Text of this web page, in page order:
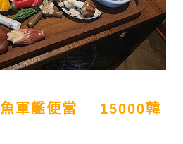
魚軍艦便當 15000韓